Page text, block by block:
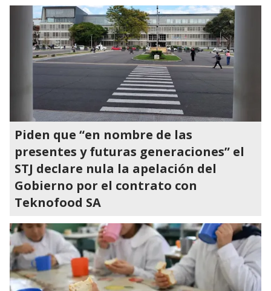
Piden que “en nombre de las
presentes y futuras generaciones” el
STJ declare nula la apelación del
Gobierno por el contrato con
Teknofood SA